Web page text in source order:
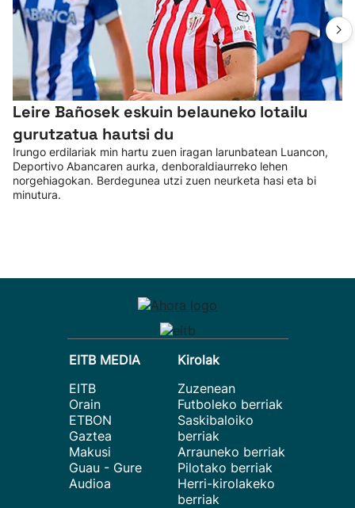
Leire Bañosek eskuin belauneko lotailu
gurutzatua hautsi du
Irungo erdilariak min hartu zuen iragan larunbatean Luancon,
Deportivo Abancaren aurka, denboraldiaurreko lehen
norgehiagokan. Berdegunea utzi zuen neurketa hasi eta bi
minutura.
EITB MEDIA
EITB
Orain
ETBON
Gaztea
Makusi
Guau - Gure
Audioa
Kirolak
Zuzenean
Futboleko berriak
Saskibaloiko
berriak
Arrauneko berriak
Pilotako berriak
Herri-kirolakeko
berriak